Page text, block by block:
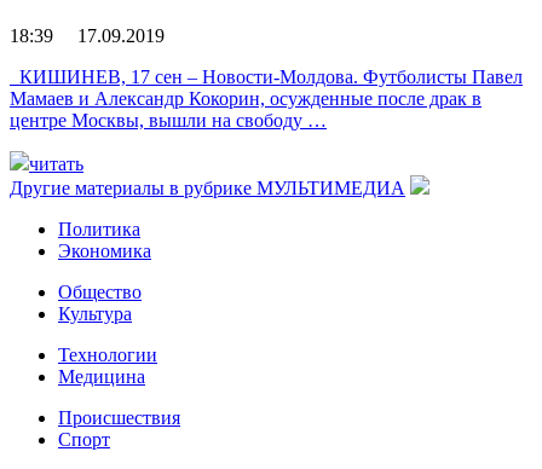
18:39 17.09.2019
КИШИНЕВ, 17 сен – Новости-Молдова. Футболисты Павел
Мамаев и Александр Кокорин, осужденные после драк в
центре Москвы, вышли на свободу …
читать
Другие материалы в рубрике МУЛЬТИМЕДИА
Политика
Экономика
Общество
Культура
Технологии
Медицина
Происшествия
Спорт